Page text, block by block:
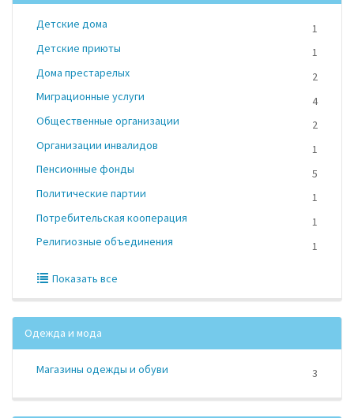
Детские дома
1
Детские приюты
1
Дома престарелых
2
Миграционные услуги
4
Общественные организации
2
Организации инвалидов
1
Пенсионные фонды
5
Политические партии
1
Потребительская кооперация
1
Религиозные объединения
1
Показать все
Одежда и мода
Магазины одежды и обуви 3